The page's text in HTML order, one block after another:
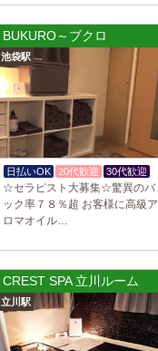
BUKURO～ブクロ
池袋駅
日払いOK 20代歓迎 30代歓迎
☆セラピスト大募集☆驚異のバ
ック率７８％超 お客様に高級ア
ロマオイル…
CREST SPA 立川ルーム
立川駅